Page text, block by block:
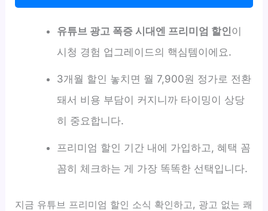
유튜브 광고 폭증 시대엔 프리미엄 할인이
시청 경험 업그레이드의 핵심템이에요.
3개월 할인 놓치면 월 7,900원 정가로 전환
돼서 비용 부담이 커지니까 타이밍이 상당
히 중요합니다.
프리미엄 할인 기간 내에 가입하고, 혜택 꼼
꼼히 체크하는 게 가장 똑똑한 선택입니다.
지금 유튜브 프리미엄 할인 소식 확인하고, 광고 없는 쾌